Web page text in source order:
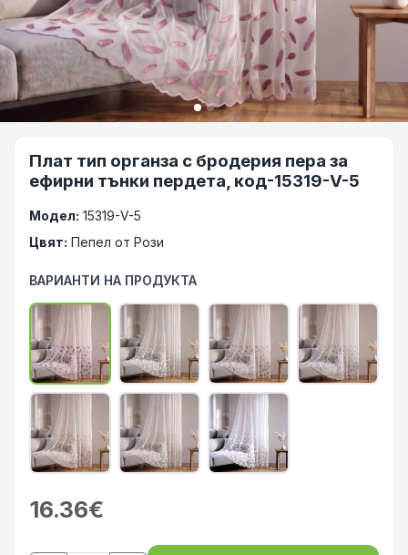
Плат тип органза с бродерия пера за
ефирни тънки пердета, код-15319-V-5
Модел: 15319-V-5
Цвят: Пепел от Рози
ВАРИАНТИ НА ПРОДУКТА
16.36€